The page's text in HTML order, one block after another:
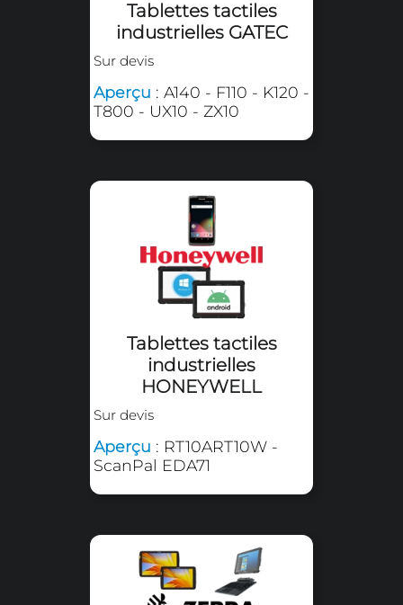
Sur devis
Aperçu
BLackline - SH21 BLackline
- Taskbook
Tablettes tactiles
industrielles GATEC
Sur devis
Aperçu: A140 - F110 - K120 -